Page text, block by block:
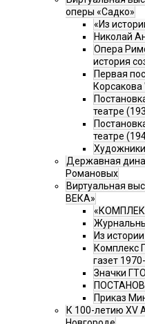
оперы «Садко»
«Из
Николай
Опера
история
Первая
театре
театре
Державная
Романовых
Виртуальная
ВЕКА»
Из
Комплекс
газет
Значки
Приказ
К 100-летию XV